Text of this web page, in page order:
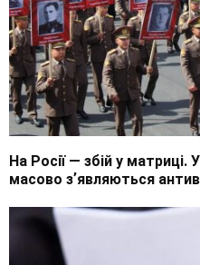
На Росії — збій у
масово зʼявляються